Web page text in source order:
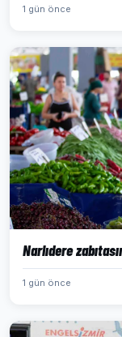
1 gün önce
Narlıdere
1 gün önce